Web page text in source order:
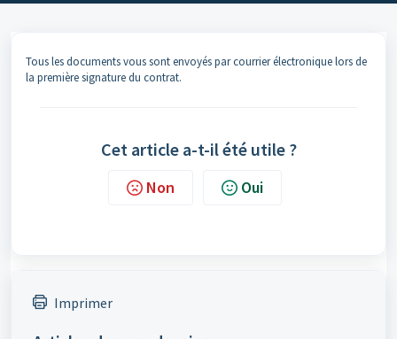
Tous les documents vous sont envoyés par courrier électronique lors de
la première signature du contrat.
Cet article a-t-il été utile ?
Non Oui
Imprimer